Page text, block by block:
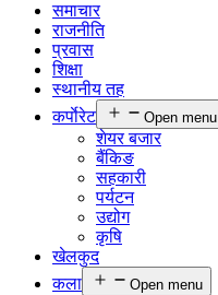
समाचार
राजनीति
प्रवास
शिक्षा
स्थानीय तह
कर्पाेरेट
Open menu
शेयर बजार
बैंकिङ
सहकारी
पर्यटन
उद्योग
कृषि
खेलकुद
कला
Open menu